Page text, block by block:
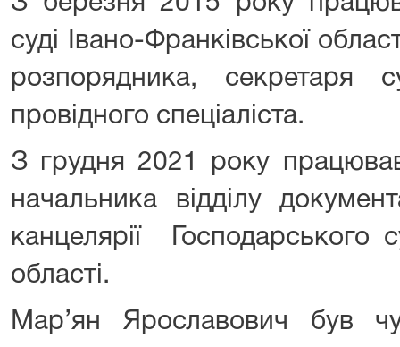
суді Івано-Франківської
розпорядника, секретаря
провідного спеціаліста.
З грудня 2021 року
начальника відділу
канцелярії Господарського
області.
Мар’ян Ярославович був